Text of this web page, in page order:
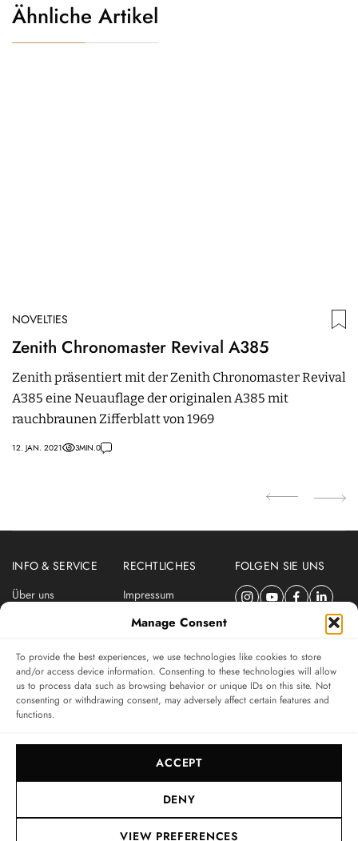
Manage Consent
To provide the best experiences, we use technologies like cookies to store
and/or access device information. Consenting to these technologies will allow
us to process data such as browsing behavior or unique IDs on this site. Not
consenting or withdrawing consent, may adversely affect certain features and
functions.
ACCEPT
DENY
VIEW PREFERENCES
Ähnliche Artikel
NOVELTIES
Zenith Chronomaster Revival A385
Zenith präsentiert mit der Zenith Chronomaster Revival
A385 eine Neuauflage der originalen A385 mit
rauchbraunen Zifferblatt von 1969
12. JAN. 2021 3MIN.0
INFO & SERVICE
Über uns
RECHTLICHES
Impressum
Datenschutzerklärung
FOLGEN SIE UNS
ABONNIEREN SIE DEN SWISSWATCHES NEWSLETTER
Das unabhängige Magazin für Uhren-Connaisseurs
SUBSCRIBE